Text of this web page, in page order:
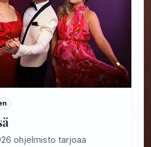
ohjelmisto tarjoaa